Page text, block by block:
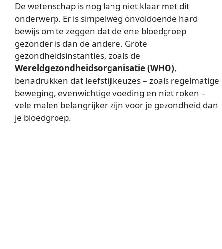
De wetenschap is nog lang niet klaar met dit
onderwerp. Er is simpelweg onvoldoende hard
bewijs om te zeggen dat de ene bloedgroep
gezonder is dan de andere. Grote
gezondheidsinstanties, zoals de
Wereldgezondheidsorganisatie (WHO),
benadrukken dat leefstijlkeuzes – zoals regelmatige
beweging, evenwichtige voeding en niet roken –
vele malen belangrijker zijn voor je gezondheid dan
je bloedgroep.